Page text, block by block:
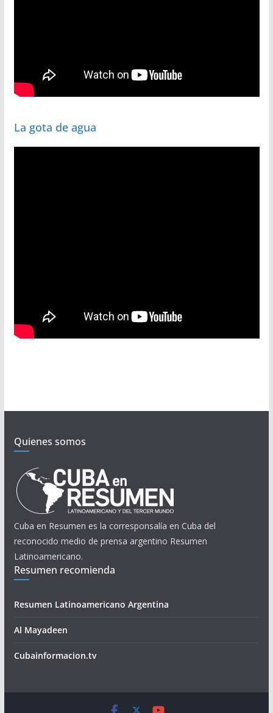
La gota de agua
Quienes somos
Cuba en Resumen es la corresponsalía en Cuba del
reconocido medio de prensa argentino Resumen
Latinoamericano.
Resumen recomienda
Resumen Latinoamericano Argentina
Al Mayadeen
Cubainformacion.tv